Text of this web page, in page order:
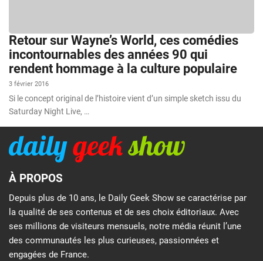
Retour sur Wayne’s World, ces comédies
incontournables des années 90 qui
rendent hommage à la culture populaire
3 février 2016
Si le concept original de l’histoire vient d’un simple sketch issu du
Saturday Night Live, …
À PROPOS
Depuis plus de 10 ans, le Daily Geek Show se caractérise par
la qualité de ses contenus et de ses choix éditoriaux. Avec
ses millions de visiteurs mensuels, notre média réunit l’une
des communautés les plus curieuses, passionnées et
engagées de France.